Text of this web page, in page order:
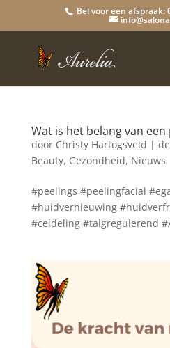
Bel voor een
Wat is het belang van een
door Christy Hartogsveld |
Beauty, Gezondheid, Nieuws
#peelings #peelingfacial
#huidvernieuwing
#celdeling #talgregulerend